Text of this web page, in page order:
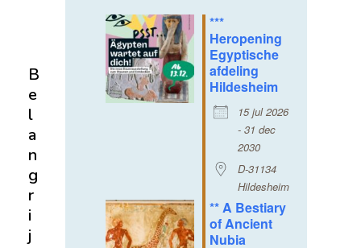
***
Heropening
Egyptische
afdeling
Hildesheim
15 jul 2026
- 31 dec
2030
D-31134
Hildesheim
** A Bestiary
of Ancient
Nubia
B
e
l
a
n
g
r
i
j